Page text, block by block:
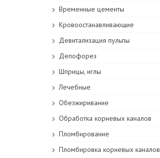
Временные цементы
Кровоостанавливающие
Девитализация пульпы
Депофорез
Шприцы, иглы
Лечебные
Обезжиривание
Обработка корневых каналов
Пломбирование
Пломбировка корневых каналов